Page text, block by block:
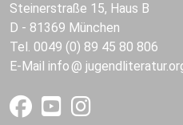
Steinerstraße 15, Haus B
D - 81369 München
Tel. 0049 (0) 89 45 80 806
E-Mail info